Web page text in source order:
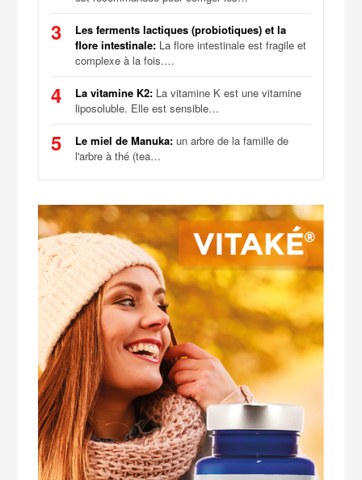
3
Les ferments lactiques (probiotiques) et la
flore intestinale: La flore intestinale est fragile et
complexe à la fois.…
4 La vitamine K2: La vitamine K est une vitamine
liposoluble. Elle est sensible…
5 Le miel de Manuka: un arbre de la famille de
l'arbre à thé (tea…